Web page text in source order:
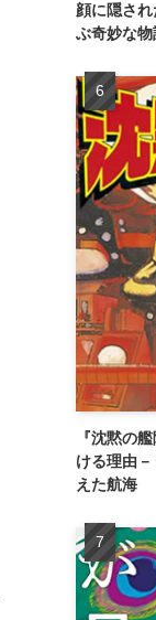
顔に隠さ
ぶ奇妙な物
『沈黙の
ける理由
えた航海